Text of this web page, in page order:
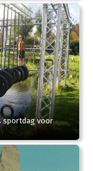
sportdag voor